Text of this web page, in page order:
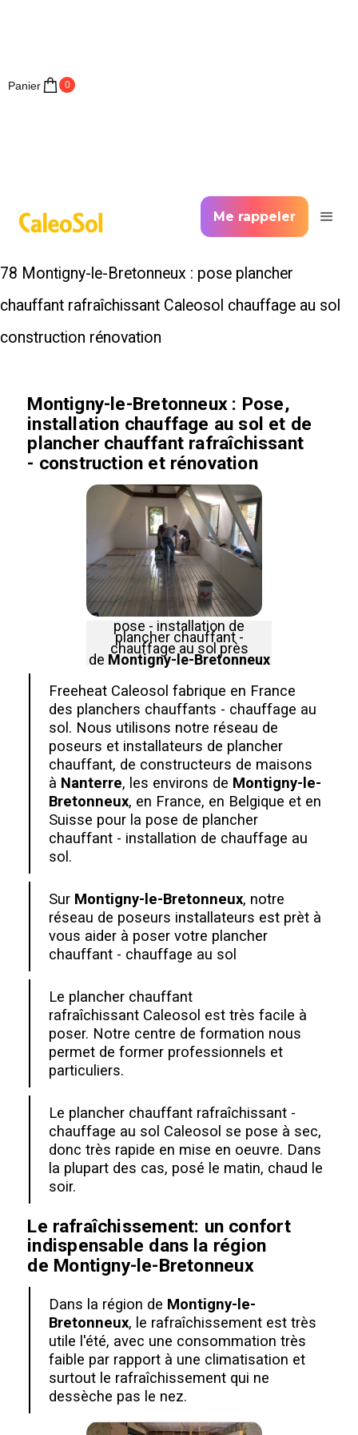
Me rappeler
Panier 0
78 Montigny-le-Bretonneux : pose plancher
chauffant rafraîchissant Caleosol chauffage au sol
construction rénovation
Montigny-le-Bretonneux: Pose,
installation chauffage au sol et de
plancher chauffant rafraîchissant
- construction et rénovation
pose - installation de
plancher chauffant -
chauffage au sol près
de Montigny-le-Bretonneux
Freeheat Caleosol fabrique en France
des planchers chauffants - chauffage au
sol. Nous utilisons notre réseau de
poseurs et installateurs de plancher
chauffant, de constructeurs de maisons
à Nanterre, les environs de Montigny-le-
Bretonneux, en France, en Belgique et en
Suisse pour la pose de plancher
chauffant - installation de chauffage au
sol.
Sur Montigny-le-Bretonneux, notre
réseau de poseurs installateurs est prèt à
vous aider à poser votre plancher
chauffant - chauffage au sol
Le plancher chauffant
rafraîchissant Caleosol est très facile à
poser. Notre centre de formation nous
permet de former professionnels et
particuliers.
Le plancher chauffant rafraîchissant -
chauffage au sol Caleosol se pose à sec,
donc très rapide en mise en oeuvre. Dans
la plupart des cas, posé le matin, chaud le
soir.
Le rafraîchissement: un confort
indispensable dans la région
de Montigny-le-Bretonneux
Dans la région de Montigny-le-
Bretonneux, le rafraîchissement est très
utile l'été, avec une consommation très
faible par rapport à une climatisation et
surtout le rafraîchissement qui ne
dessèche pas le nez.